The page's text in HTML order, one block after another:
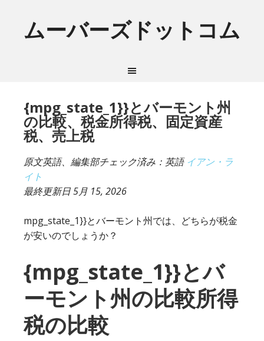
ムーバーズドットコム
{mpg_state_1}}とバーモント州
の比較、税金所得税、固定資産
税、売上税
原文英語、編集部チェック済み：英語イアン・ラ
イト
最終更新日5月 15, 2026
mpg_state_1}}とバーモント州では、どちらが税金
が安いのでしょうか？
{mpg_state_1}}とバ
ーモント州の比較所得
税の比較